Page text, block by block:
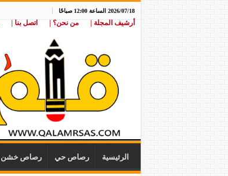
2026/07/18 الساعة 12:00 صباحًا
أرشيف المجلة | من نحن؟ | اتصل بنا |
الرئيسية رصاص حي رصاص خشن